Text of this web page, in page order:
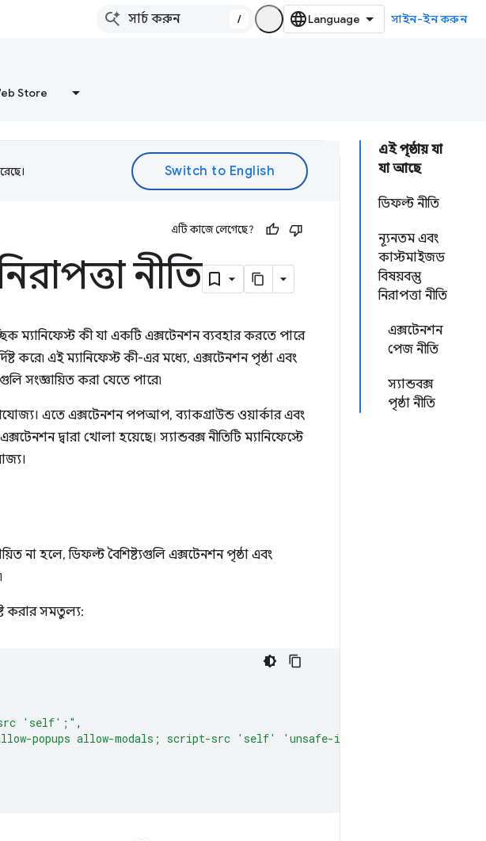
/ সাইন-ইন করুন
Store
এই পৃষ্ঠায় যা
যা আছে
ডিফল্ট নীতি
ন্যূনতম এবং
কাস্টমাইজড
বিষয়বস্তু
নিরাপত্তা নীতি
এক্সটেনশন
পেজ নীতি
স্যান্ডবক্স
পৃষ্ঠা নীতি
এটি কাজে লেগেছে?
নীতি
ম্যানিফেস্ট কী যা একটি এক্সটেনশন ব্যবহার করতে পারে
করে৷ এই ম্যানিফেস্ট কী-এর মধ্যে, এক্সটেনশন পৃষ্ঠা এবং
সংজ্ঞায়িত করা যেতে পারে৷
প্রযোজ্য। এতে এক্সটেনশন পপআপ, ব্যাকগ্রাউন্ড ওয়ার্কার এবং
দ্বারা খোলা হয়েছে। স্যান্ডবক্স নীতিটি ম্যানিফেস্টে
না হলে, ডিফল্ট বৈশিষ্ট্যগুলি এক্সটেনশন পৃষ্ঠা এবং
করার সমতুল্য:
'self';" ,
allow-popups allow-modals; script-src 'self' 'unsafe-inline' 'unsafe-